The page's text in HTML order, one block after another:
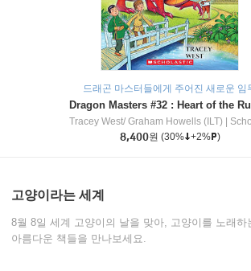
드래곤 마스터들에게 주어진 새로운 임
Tracey West/ Graham Howells (ILT)
8,400원 (30% +2% )
고양이라는 세계
8월 8일 세계 고양이의 날을 맞아, 고양이를 노래하
아름다운 책들을 만나보세요.